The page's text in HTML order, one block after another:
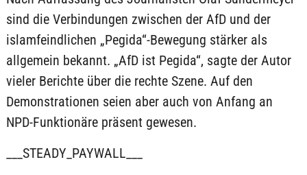
sind die Verbindungen zwischen der AfD und der
islamfeindlichen „Pegida“-Bewegung stärker als
allgemein bekannt. „AfD ist Pegida“, sagte der Autor
vieler Berichte über die rechte Szene. Auf den
Demonstrationen seien aber auch von Anfang an
NPD-Funktionäre präsent gewesen.
___STEADY_PAYWALL___